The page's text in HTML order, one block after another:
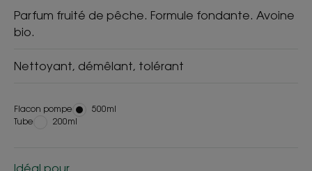
Parfum fruité de pêche. Formule fondante. Avoine
bio.
Nettoyant, démêlant, tolérant
Flacon pompe
Flacon
500ml
Tube
Tube
200ml
Idéal pour